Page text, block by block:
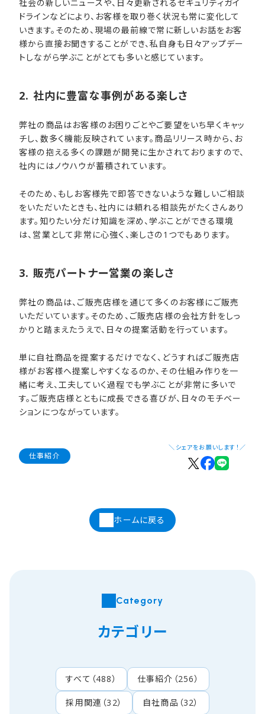
社会の新しいニュースや、日々更新されるセキュリティガイ
ドラインなどにより、お客様を取り巻く状況も常に変化して
いきます。そのため、現場の最前線で常に新しいお話をお客
様から直接お聞きすることができ、私自身も日々アップデー
トしながら学ぶことがとても多いと感じています。
2. 社内に​豊富な​事例が​ある​楽しさ
弊社の商品はお客様のお困りごとやご要望をいち早くキャッ
チし、数多く機能反映されています。商品リリース時から、お
客様の抱える多くの課題が開発に生かされておりますので、
社内にはノウハウが蓄積されています。
そのため、もしお客様先で即答できないような難しいご相談
をいただいたときも、社内には頼れる相談先がたくさんあり
ます。知りたい分だけ知識を深め、学ぶことができる環境
は、営業として非常に心強く、楽しさの1つでもあります。
3. 販売パートナー営業の​楽しさ
弊社の商品は、ご販売店様を通じて多くのお客様にご販売
いただいています。そのため、ご販売店様の会社方針をしっ
かりと踏まえたうえで、日々の提案活動を行っています。
単に自社商品を提案するだけでなく、どうすればご販売店
様がお客様へ提案しやすくなるのか、その仕組み作りを一
緒に考え、工夫していく過程でも学ぶことが非常に多いで
す。ご販売店様とともに成長できる喜びが、日々のモチベー
ションにつながっています。
仕事紹介
＼シェアをお願いします！／
ホームに戻る
Category
カテゴリー
すべて （488） 仕事紹介 （256）
採用関連 （32） 自社商品 （32）